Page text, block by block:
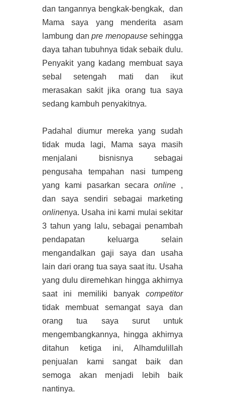
dan tangannya bengkak-bengkak,
dan
Mama saya yang menderita asam
lambung dan pre menopausesehingga
daya tahan tubuhnya tidak sebaik dulu.
Penyakit yang kadang membuat saya
sebal setengah mati dan ikut
merasakan sakit jika orang tua saya
sedang kambuh penyakitnya.
Padahal diumur mereka yang sudah
tidak muda lagi, Mama saya masih
menjalani bisnisnya sebagai
pengusaha tempahan nasi tumpeng
yang kami pasarkan secaraonline ,
dan saya sendiri sebagai marketing
onlinenya. Usaha ini kami mulai sekitar
3 tahun yang lalu, sebagai penambah
pendapatan keluarga selain
mengandalkan gaji saya dan usaha
lain dari orang tua saya saat itu. Usaha
yang dulu diremehkan hingga akhirnya
saat ini memiliki banyak competitor
tidak membuat semangat saya dan
orang tua saya surut untuk
mengembangkannya, hingga akhirnya
ditahun ketiga ini, Alhamdulillah
penjualan kami sangat baik dan
semoga akan menjadi lebih baik
nantinya.